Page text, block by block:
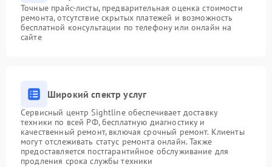
Точные прайс-листы, предварительная оценка стоимости
ремонта, отсутствие скрытых платежей и возможность
бесплатной консультации по телефону или онлайн на
сайте
Широкий спектр услуг
Сервисный центр Sightline обеспечивает доставку
техники по всей РФ, бесплатную диагностику и
качественный ремонт, включая срочный ремонт. Клиенты
могут отслеживать статус ремонта онлайн. Также
предоставляется постгарантийное обслуживание для
продления срока службы техники